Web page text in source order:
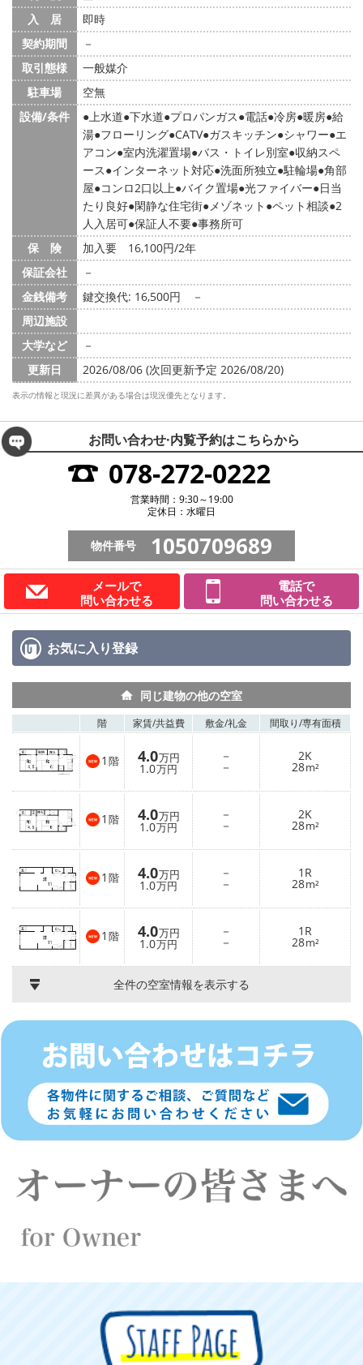
入 居
即時
契約期間
－
取引態様
一般媒介
駐車場
空無
設備/条件
上水道 下水道 プロパンガス 電話 冷房 暖房 給
湯 フローリング CATV ガスキッチン シャワー エ
アコン 室内洗濯置場 バス・トイレ別室 収納スペ
ース インターネット対応 洗面所独立 駐輪場 角部
屋 コンロ2口以上 バイク置場 光ファイバー 日当
たり良好 閑静な住宅街 メゾネット ペット相談 2
人入居可 保証人不要 事務所可
保 険
加入要 16,100円/2年
保証会社
－
金銭備考
鍵交換代: 16,500円
－
周辺施設
大学など
－
更新日
2026/08/06 (次回更新予定 2026/08/20)
表示の情報と現況に差異がある場合は現況優先となります。
お問い合わせ·内覧予約はこちらから
078-272-0222
営業時間：9:30～19:00
定休日：水曜日
物件番号 1050709689
メールで
問い合わせる
電話で
問い合わせる
お気に入り登録
同じ建物の他の空室
階 家賃/共益費 敷金/礼金 間取り/専有面積
1 階 4.0万円
1.0万円
－
－
2K
28m²
1 階 4.0万円
1.0万円
－
－
2K
28m²
1 階 4.0万円
1.0万円
－
－
1R
28m²
1 階 4.0万円
1.0万円
－
－
1R
28m²
全件の空室情報を表示する